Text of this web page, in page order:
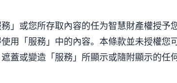
」或您所存取內容的任为智慧財產權授予
用「服務」中的內容。本條款並未授權您
蓋或變造「服務」所顯示或隨附顯示的任